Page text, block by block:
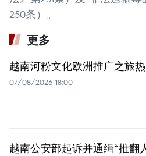
250条）。
更多
越南河粉文化欧洲推广之旅
07/08/2026 18:00
越南公安部起诉并通缉“推翻